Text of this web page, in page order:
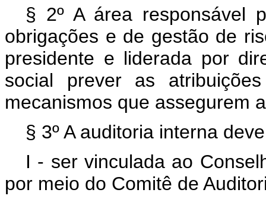
§ 2º A área responsável
obrigações e de gestão de
presidente e liderada por
social prever as
mecanismos que assegurem
§ 3º A auditoria interna
I - ser vinculada ao
por meio do Comitê de